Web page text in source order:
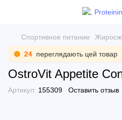
Спортивное питание
24 переглядають цей товар
OstroVit Appetite
Артикул: 155309 Оставить отзыв